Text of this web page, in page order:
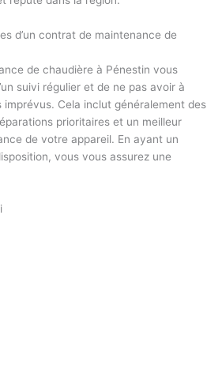
d’un contrat de maintenance de
de chaudière à Pénestin vous
suivi régulier et de ne pas avoir à
Cela inclut généralement des
prioritaires et un meilleur
de votre appareil. En ayant un
vous vous assurez une